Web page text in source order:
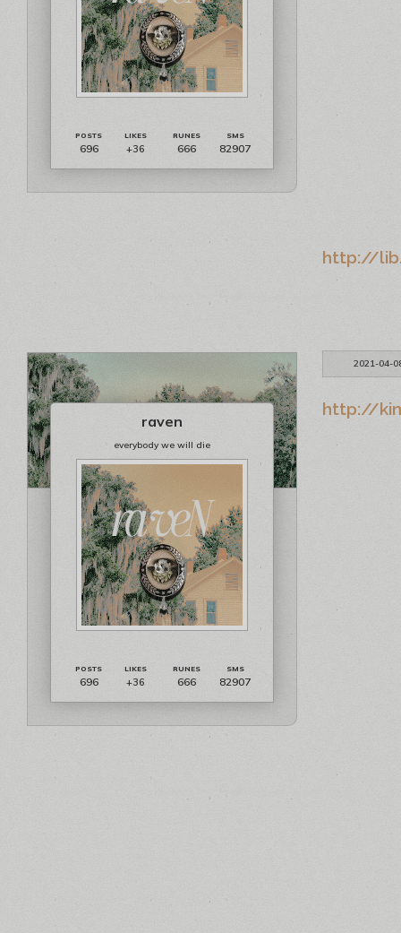
696 +36 666 82907
http://
2021-04-
raven
everybody we will die
696 +36 666 82907
http://